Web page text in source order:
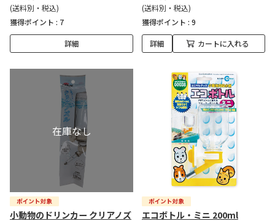
(送料別・税込)
獲得ポイント : 7
詳細
(送料別・税込)
獲得ポイント : 9
詳細 カートに入れる
小動物のドリンカー クリアノズ
エコボトル・ミニ 200ml